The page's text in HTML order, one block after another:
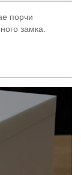
порчи
замка.